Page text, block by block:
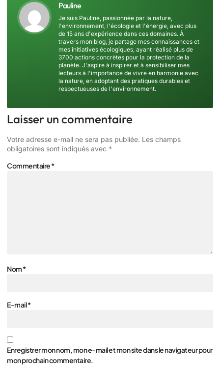
Pauline
Je suis Pauline, passionnée par la nature,
l'environnement, l'écologie et l'énergie, avec plus
de 15 ans d'expérience dans ces domaines. À
travers mon blog, je partage mes connaissances et
mes initiatives écologiques, ayant réalisé plus de
3700 actions concrètes pour la protection de la
planète. J'aspire à inspirer et à sensibiliser mes
lecteurs à l'importance de vivre en harmonie avec
la nature, en adoptant des pratiques durables et
respectueuses de l'environnement.
Laisser un commentaire
Votre adresse e-mail ne sera pas publiée. Les champs
obligatoires sont indiqués avec *
Commentaire*
Nom*
E-mail*
Enregistrer mon nom, mon e-mail et mon site dans le navigateur pour
mon prochain commentaire.